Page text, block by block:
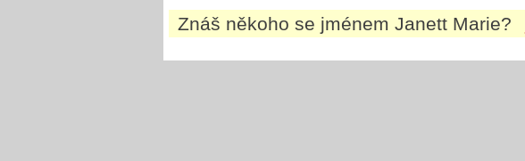
Znáš někoho se jménem Janett Marie?